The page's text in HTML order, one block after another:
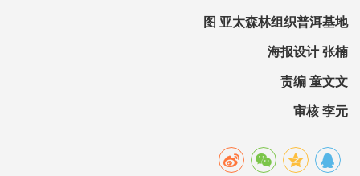
图 亚太森林组织普洱基地
海报设计 张楠
责编 童文文
审核 李元